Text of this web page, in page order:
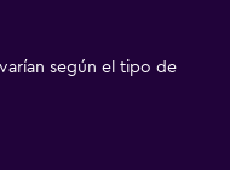
según el tipo de